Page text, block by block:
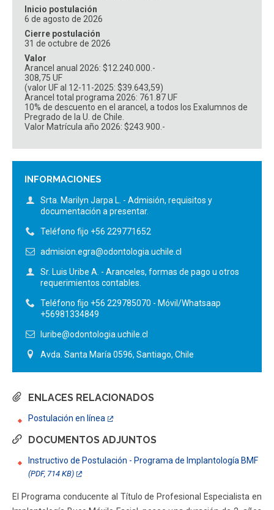
INFORMACIONES
Srta. Marilyn Jarpa L. - Admisión, requisitos y
documentación a presentar.
Teléfono fijo +56 229771652
admision.egra@odontologia.uchile.cl
Sr. Luis Uribe A. - Aranceles, formas de pago u otros
requerimientos contables.
Teléfono fijo +56 229785070 - Móvil/Whatsaap
+56981334849
luribe@odontologia.uchile.cl
Avda. Santa María 0596, Santiago, Chile
Inicio postulación
6 de agosto de 2026
Cierre postulación
31 de octubre de 2026
Valor
Arancel anual 2026: $12.240.000.-
308,75 UF
(valor UF al 12-11-2025: $39.643,59)
Arancel total programa 2026: 761.87 UF
10% de descuento en el arancel, a todos los Exalumnos de
Pregrado de la U. de Chile.
Valor Matrícula año 2026: $243.900.-
ENLACES RELACIONADOS
Postulación en línea
DOCUMENTOS ADJUNTOS
Instructivo de Postulación - Programa de Implantología BMF
(PDF, 714 KB)
El Programa conducente al Título de Profesional Especialista en